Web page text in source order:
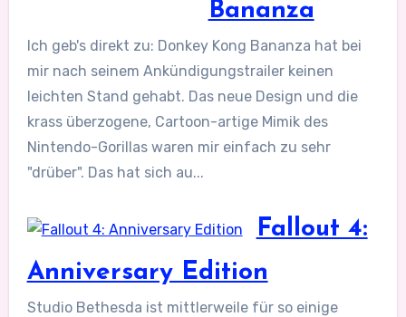
Bananza
Ich geb's direkt zu: Donkey Kong Bananza hat bei
mir nach seinem Ankündigungstrailer keinen
leichten Stand gehabt. Das neue Design und die
krass überzogene, Cartoon-artige Mimik des
Nintendo-Gorillas waren mir einfach zu sehr
"drüber". Das hat sich au...
Fallout 4:
Anniversary Edition
Studio Bethesda ist mittlerweile für so einige